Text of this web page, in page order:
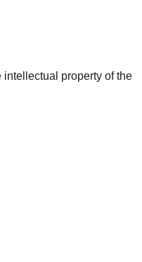
Tumblr account
property of the